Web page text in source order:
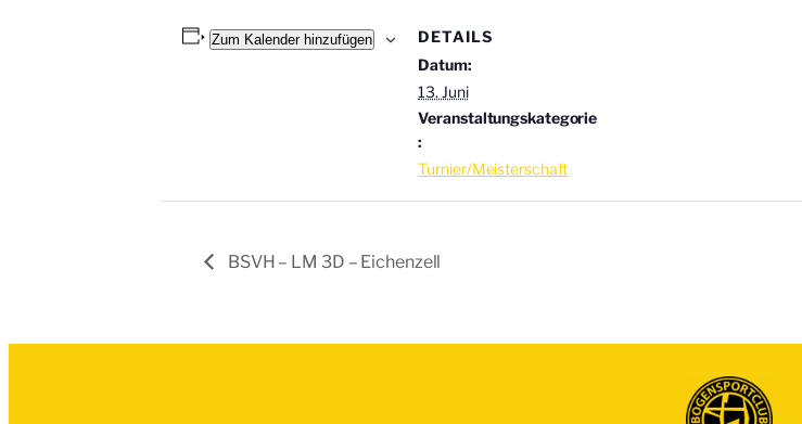
Zum Kalender hinzufügen
DETAILS
Datum:
13. Juni
Veranstaltungskategorie
:
Turnier/Meisterschaft
BSVH – LM 3D – Eichenzell